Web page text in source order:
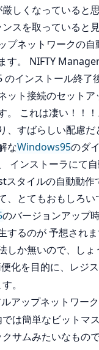
厳しくなっていると
スを取っていると
プネットワークの
す。 NIFTY
インストール終了
ット接続のセット
。 これは凄い！！
、すばらしい配慮
なWindows95のダ
インストーラにて
スタイルの自動動作
、とてもおもしろい
のバージョンアップ
するのが 予想され
しか無いので、しょ
化を目的に、レジ
。
アップネットワー
は簡単なビットマ
サムみたいなもの